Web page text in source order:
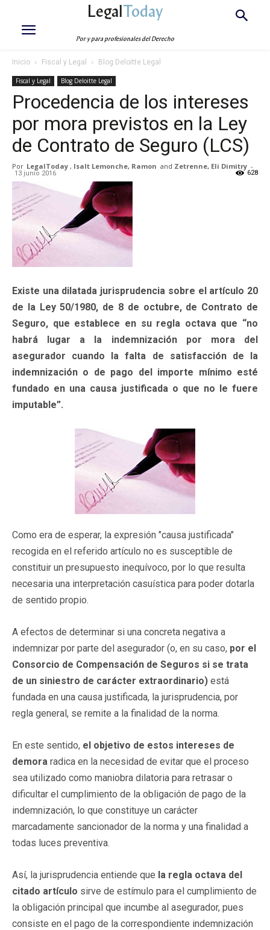
LegalToday
Por y para profesionales del Derecho
Inicio Fiscal y Legal Blog Deloitte Legal
Fiscal y Legal Blog Deloitte Legal
Procedencia de los intereses
por mora previstos en la Ley
de Contrato de Seguro (LCS)
Por LegalToday , Isalt Lemonche, Ramon and Zetrenne, Eli Dimitry -
13 junio 2016 628
Existe una dilatada jurisprudencia sobre el artículo 20
de la Ley 50/1980, de 8 de octubre, de Contrato de
Seguro, que establece en su regla octava que “no
habrá lugar a la indemnización por mora del
asegurador cuando la falta de satisfacción de la
indemnización o de pago del importe mínimo esté
fundado en una causa justificada o que no le fuere
imputable”.
Como era de esperar, la expresión "causa justificada"
recogida en el referido artículo no es susceptible de
constituir un presupuesto inequívoco, por lo que resulta
necesaria una interpretación casuística para poder dotarla
de sentido propio.
A efectos de determinar si una concreta negativa a
indemnizar por parte del asegurador (o, en su caso, por el
Consorcio de Compensación de Seguros si se trata
de un siniestro de carácter extraordinario) está
fundada en una causa justificada, la jurisprudencia, por
regla general, se remite a la finalidad de la norma.
En este sentido, el objetivo de estos intereses de
demora radica en la necesidad de evitar que el proceso
sea utilizado como maniobra dilatoria para retrasar o
dificultar el cumplimiento de la obligación de pago de la
indemnización, lo que constituye un carácter
marcadamente sancionador de la norma y una finalidad a
todas luces preventiva.
Así, la jurisprudencia entiende que la regla octava del
citado artículo sirve de estímulo para el cumplimiento de
la obligación principal que incumbe al asegurador, pues
consiste en el pago de la correspondiente indemnización